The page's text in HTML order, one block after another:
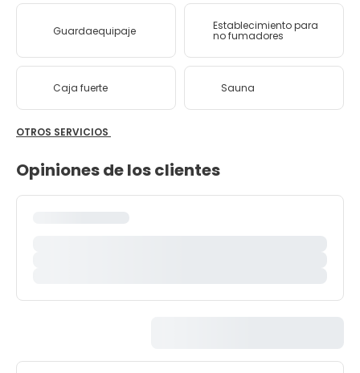
Guardaequipaje Establecimiento para
no fumadores
Caja fuerte Sauna
OTROS SERVICIOS
Opiniones de los clientes